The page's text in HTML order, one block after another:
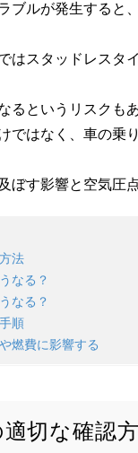
ブルが発生すると
はスタッドレスタ
るというリスクもあ
ではなく、車の乗
ぼす影響と空気圧
法
なる？
なる？
順
燃費に影響する
切な確認